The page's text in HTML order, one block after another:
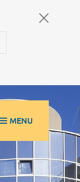
MENU